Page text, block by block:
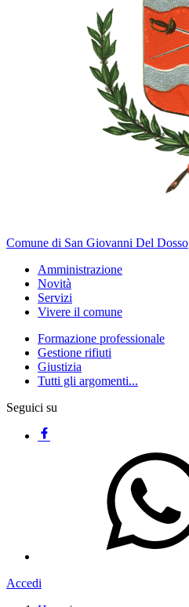
Comune di San Giovanni Del Dosso
Amministrazione
Novità
Servizi
Vivere il comune
Formazione professionale
Gestione rifiuti
Giustizia
Tutti gli argomenti...
Seguici su
Accedi